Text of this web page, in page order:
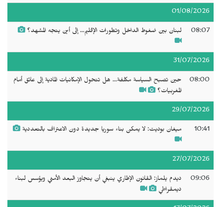
01/08/2026
08:07 لبنان بين ضغوط الداخل وتطورات الإقليم... إلى أين يتجه المشهد؟
31/07/2026
08:00
حين تصبح السياسة مكلفة... هل تتحول الإمكانيات المادية إلى عائق أمام
المغربيات؟
29/07/2026
10:41 ميغان بوديت: لا يمكن بناء سوريا جديدة دون الاعتراف بالتعددية
27/07/2026
09:06
ديدم يلماز: القانون الإطاري ينبغي أن يتجاوز البعد الأمني ويؤسس لبناء
ديمقراطي